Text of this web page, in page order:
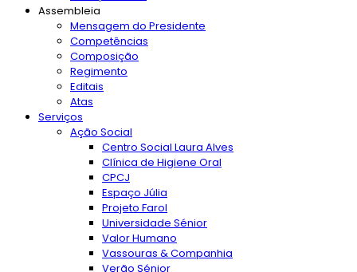
Assembleia
Mensagem do Presidente
Competências
Composição
Regimento
Editais
Atas
Serviços
Ação Social
Centro Social Laura Alves
Clínica de Higiene Oral
CPCJ
Espaço Júlia
Projeto Farol
Universidade Sénior
Valor Humano
Vassouras & Companhia
Verão Sénior